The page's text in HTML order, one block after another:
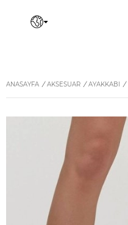
ANASAYFA / AKSESUAR / AYAKKABI /